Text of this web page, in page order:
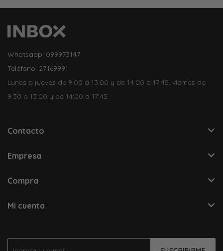
Whatsapp: 099973147
Teléfono: 27169991
Lunes a jueves de 9:00 a 13:00 y de 14:00 a 17:45, viernes de
9:30 a 13:00 y de 14:00 a 17:45.
Contacto
Empresa
Compra
Mi cuenta